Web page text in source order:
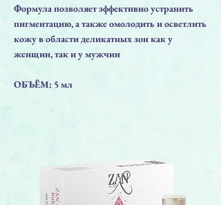
Формула позволяет эффективно устранить
пигментацию, а также омолодить и осветлить
кожу в области деликатных зон как у
женщин, так и у мужчин
ОБЪЁМ: 5 мл